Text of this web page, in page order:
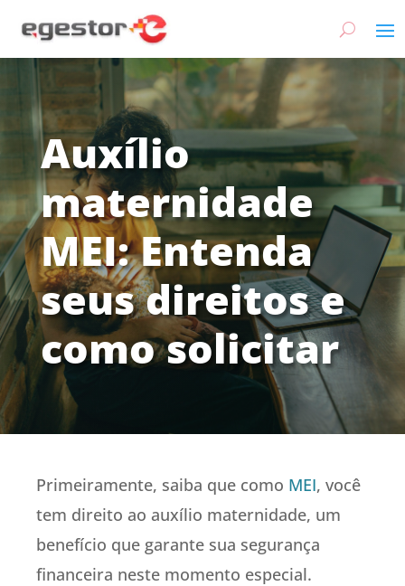
Auxílio
maternidade
MEI: Entenda
seus direitos e
como solicitar
Primeiramente, saiba que como MEI, você
tem direito ao auxílio maternidade, um
benefício que garante sua segurança
financeira neste momento especial.